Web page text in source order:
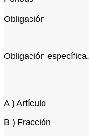
Obligación
Obligación específica.
A ) Artículo
B ) Fracción